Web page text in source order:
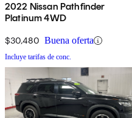
2022 Nissan Pathfinder
Platinum 4WD
$30,480 Buena oferta
Incluye tarifas de conc.